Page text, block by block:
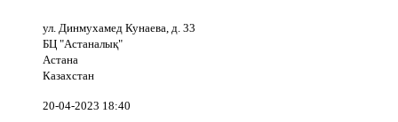
ул. Динмухамед Кунаева, д. 33
БЦ "Астаналық"
Астана
Казахстан
20-04-2023 18:40